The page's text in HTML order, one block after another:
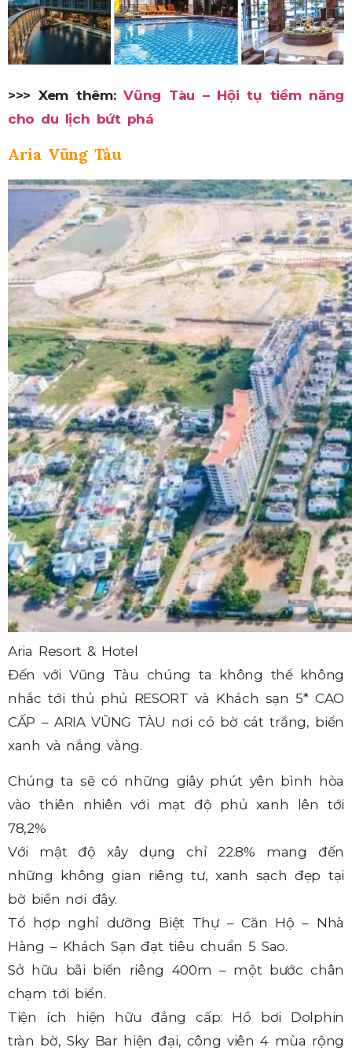
>>> Xem thêm:Vũng Tàu – Hội tụ tiềm năng
cho du lịch bứt phá
Aria Vũng Tàu
Aria Resort & Hotel
Đến với Vũng Tàu chúng ta không thể không
nhắc tới thủ phủ RESORT và Khách sạn 5* CAO
CẤP – ARIA VŨNG TÀU nơi có bờ cát trắng, biển
xanh và nắng vàng.
Chúng ta sẽ có những giây phút yên bình hòa
vào thiên nhiên với mạt độ phủ xanh lên tới
78,2%
Với mật độ xây dụng chỉ 22.8% mang đến
những không gian riêng tư, xanh sạch đẹp tại
bờ biển nơi đây.
Tổ hợp nghỉ dưỡng Biệt Thự – Căn Hộ – Nhà
Hàng – Khách Sạn đạt tiêu chuẩn 5 Sao.
Sở hữu bãi biển riêng 400m – một bước chân
chạm tới biển.
Tiện ích hiện hữu đẳng cấp: Hồ bơi Dolphin
tràn bờ, Sky Bar hiện đại, công viên 4 mùa rộng